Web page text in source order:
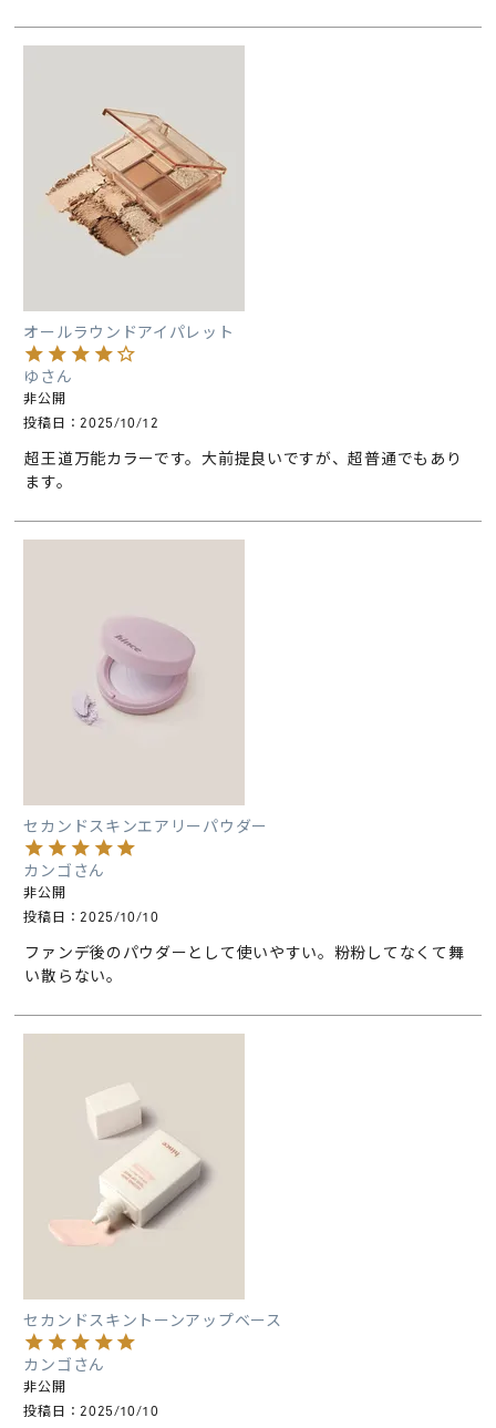
オールラウンドアイパレット
ゆ
非公開
投稿日
2025/10/12
超王道万能カラーです。大前提良いですが、超普通でもあり
ます。
セカンドスキンエアリーパウダー
カンゴ
非公開
投稿日
2025/10/10
ファンデ後のパウダーとして使いやすい。粉粉してなくて舞
い散らない。
セカンドスキントーンアップベース
カンゴ
非公開
投稿日
2025/10/10